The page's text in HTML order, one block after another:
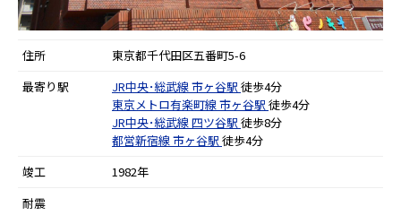
住所
東京都千代田区五番町5-6
最寄り駅
JR中央･総武線市ヶ谷駅 徒歩4分
東京メトロ有楽町線市ヶ谷駅 徒歩4分
JR中央･総武線四ツ谷駅 徒歩8分
都営新宿線市ヶ谷駅 徒歩4分
竣工
1982年
耐震